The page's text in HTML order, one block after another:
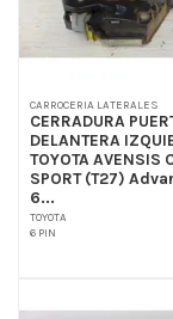
CARROCERIA LATERALES
CERRADURA
DELANTERA
TOYOTA AVENSIS
SPORT (T27)
6...
TOYOTA
6 PIN